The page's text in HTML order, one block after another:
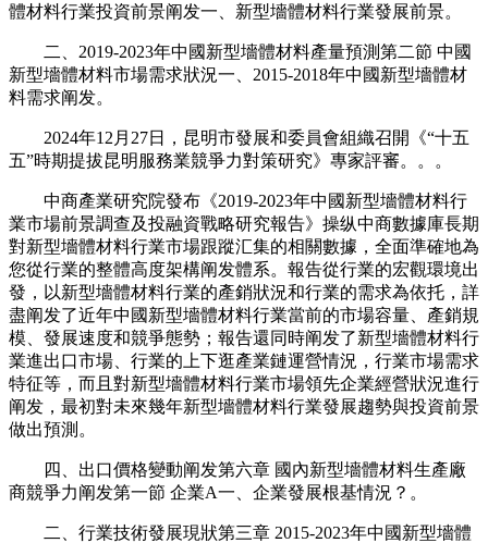
體材料行業投資前景阐发一、新型墻體材料行業發展前景。
二、2019-2023年中國新型墻體材料產量預測第二節 中國
新型墻體材料市場需求狀況一、2015-2018年中國新型墻體材
料需求阐发。
2024年12月27日，昆明市發展和委員會組織召開《“十五
五”時期提拔昆明服務業競爭力對策研究》專家評審。。。
中商產業研究院發布《2019-2023年中國新型墻體材料行
業市場前景調查及投融資戰略研究報告》操纵中商數據庫長期
對新型墻體材料行業市場跟蹤汇集的相關數據，全面準確地為
您從行業的整體高度架構阐发體系。報告從行業的宏觀環境出
發，以新型墻體材料行業的產銷狀況和行業的需求為依托，詳
盡阐发了近年中國新型墻體材料行業當前的市場容量、產銷規
模、發展速度和競爭態勢；報告還同時阐发了新型墻體材料行
業進出口市場、行業的上下逛產業鏈運營情況，行業市場需求
特征等，而且對新型墻體材料行業市場領先企業經營狀況進行
阐发，最初對未來幾年新型墻體材料行業發展趨勢與投資前景
做出預測。
四、出口價格變動阐发第六章 國內新型墻體材料生產廠
商競爭力阐发第一節 企業A一、企業發展根基情況？。
二、行業技術發展現狀第三章 2015-2023年中國新型墻體